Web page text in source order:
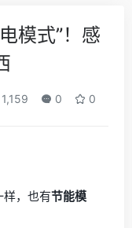
模式”！感
1,159 0 0
，也有节能模